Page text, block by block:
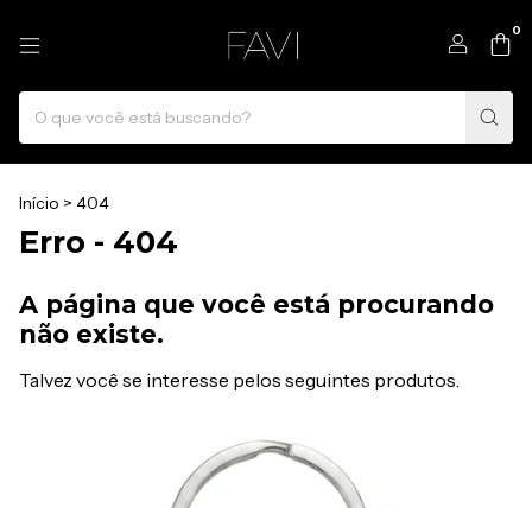
0
Início > 404
Erro - 404
A página que você está procurando
não existe.
Talvez você se interesse pelos seguintes produtos.